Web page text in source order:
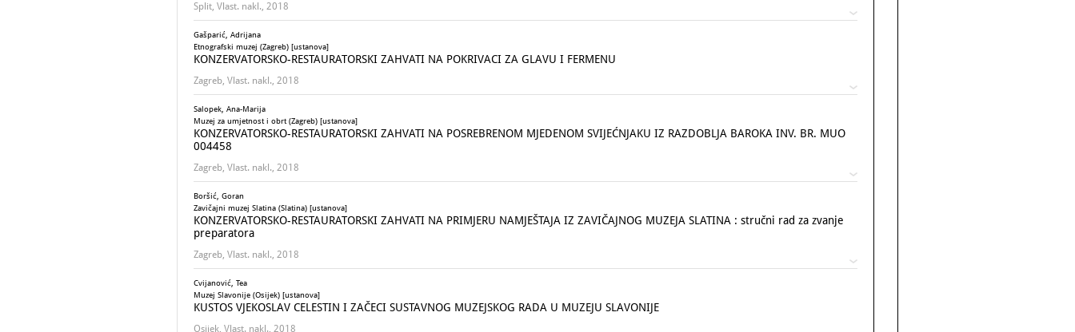
Split, Vlast. nakl., 2018
Gašparić, Adrijana
Etnografski muzej (Zagreb) [ustanova]
KONZERVATORSKO-RESTAURATORSKI ZAHVATI NA POKRIVACI ZA GLAVU I FERMENU
Zagreb, Vlast. nakl., 2018
Salopek, Ana-Marija
Muzej za umjetnost i obrt (Zagreb) [ustanova]
KONZERVATORSKO-RESTAURATORSKI ZAHVATI NA POSREBRENOM MJEDENOM SVIJEĆNJAKU IZ RAZDOBLJA BAROKA INV. BR. MUO
004458
Zagreb, Vlast. nakl., 2018
Boršić, Goran
Zavičajni muzej Slatina (Slatina) [ustanova]
KONZERVATORSKO-RESTAURATORSKI ZAHVATI NA PRIMJERU NAMJEŠTAJA IZ ZAVIČAJNOG MUZEJA SLATINA : stručni rad za zvanje
preparatora
Zagreb, Vlast. nakl., 2018
Cvijanović, Tea
Muzej Slavonije (Osijek) [ustanova]
KUSTOS VJEKOSLAV CELESTIN I ZAČECI SUSTAVNOG MUZEJSKOG RADA U MUZEJU SLAVONIJE
Osijek, Vlast. nakl., 2018